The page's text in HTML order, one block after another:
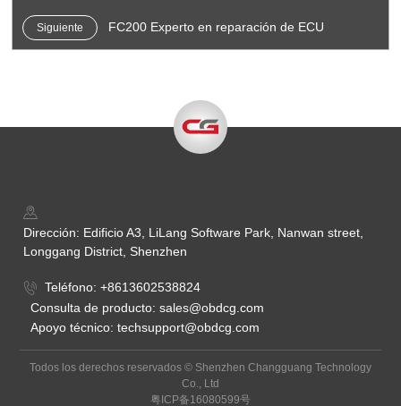
Siguiente FC200 Experto en reparación de ECU
Dirección: Edificio A3, LiLang Software Park, Nanwan street,
Longgang District, Shenzhen
Teléfono: +8613602538824
Consulta de producto: sales@obdcg.com
Apoyo técnico: techsupport@obdcg.com
Todos los derechos reservados © Shenzhen Changguang Technology
Co., Ltd
粤ICP备16080599号